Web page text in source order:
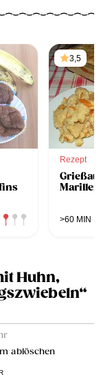
3,5
Rezept
>60 MIN
Huhn,
ablöschen